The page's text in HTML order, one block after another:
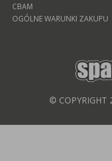
CBAM
OGÓLNE WARUNKI ZAKUPU
© COPYRIGHT